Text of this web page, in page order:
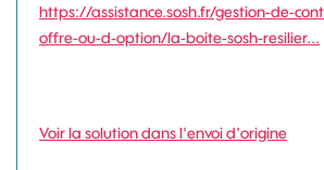
https://assistance.sosh.fr/gestion-de-
offre-ou-d-option/la-boite-sosh-resilier...
Voir la solution dans l'envoi d'origine